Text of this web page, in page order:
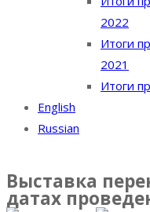
2022
Итоги
2021
Итоги
English
Russian
Выставка
датах